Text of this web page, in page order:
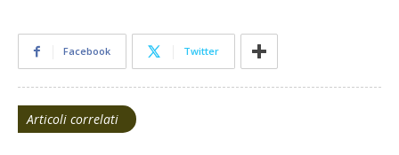
Facebook Twitter
Articoli correlati